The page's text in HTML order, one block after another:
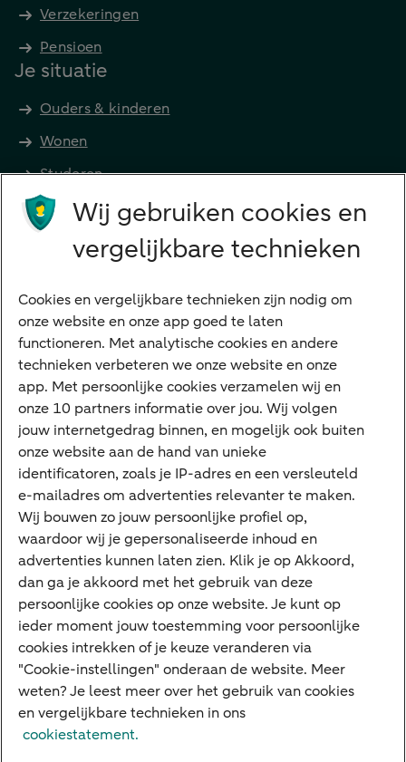
Verzekeringen
Pensioen
Je situatie
Ouders & kinderen
Wonen
Studeren
Preferred Banking
Digitale diensten
Internet Bankieren
ABN AMRO app
Tikkie
Apple Pay
Google Pay
Veilig bankieren
Meest gezocht
Hypotheek berekenen
E.dentifier
Jaaroverzicht
Rood staan
Over ABN AMRO
Wij gebruiken cookies en
vergelijkbare technieken
Cookies en vergelijkbare technieken zijn nodig om
onze website en onze app goed te laten
functioneren. Met analytische cookies en andere
technieken verbeteren we onze website en onze
app. Met persoonlijke cookies verzamelen wij en
onze 10 partners informatie over jou. Wij volgen
jouw internetgedrag binnen, en mogelijk ook buiten
onze website aan de hand van unieke
identificatoren, zoals je IP-adres en een versleuteld
e-mailadres om advertenties relevanter te maken.
Wij bouwen zo jouw persoonlijke profiel op,
waardoor wij je gepersonaliseerde inhoud en
advertenties kunnen laten zien. Klik je op Akkoord,
dan ga je akkoord met het gebruik van deze
persoonlijke cookies op onze website. Je kunt op
ieder moment jouw toestemming voor persoonlijke
cookies intrekken of je keuze veranderen via
"Cookie-instellingen" onderaan de website. Meer
weten? Je leest meer over het gebruik van cookies
en vergelijkbare technieken in ons
cookiestatement.